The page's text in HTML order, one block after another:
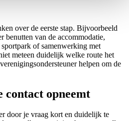
over de eerste stap. Bijvoorbeeld
benutten van de accommodatie,
of samenwerking met
meteen duidelijk welke route het
helpen om de
opneemt
door je vraag kort en duidelijk te